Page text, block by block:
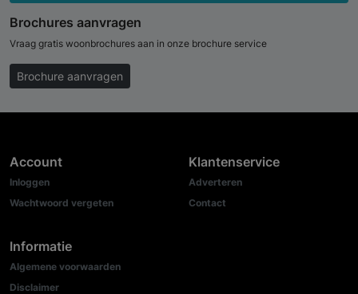
Brochures aanvragen
Vraag gratis woonbrochures aan in onze brochure service
Brochure aanvragen
Account
Inloggen
Wachtwoord vergeten
Informatie
Algemene voorwaarden
Disclaimer
Klantenservice
Adverteren
Contact